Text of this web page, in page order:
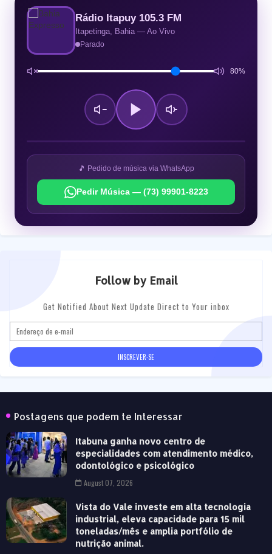
Rádio Itapuy 105.3 FM
Itapetinga, Bahia — Ao Vivo
Parado
80%
🎵 Pedido de música via WhatsApp
Pedir Música — (73) 99901-8223
Follow by Email
Get Notified About Next Update Direct to Your inbox
Postagens que podem te Interessar
Itabuna ganha novo centro de
especialidades com atendimento médico,
odontológico e psicológico
August 07, 2026
Vista do Vale investe em alta tecnologia
industrial, eleva capacidade para 15 mil
toneladas/mês e amplia portfólio de
nutrição animal.